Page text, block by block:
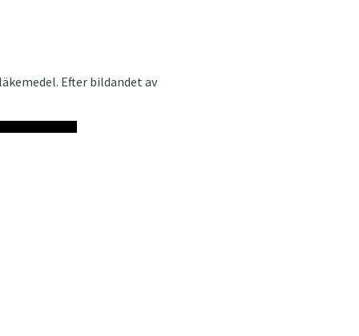
Efter bildandet av